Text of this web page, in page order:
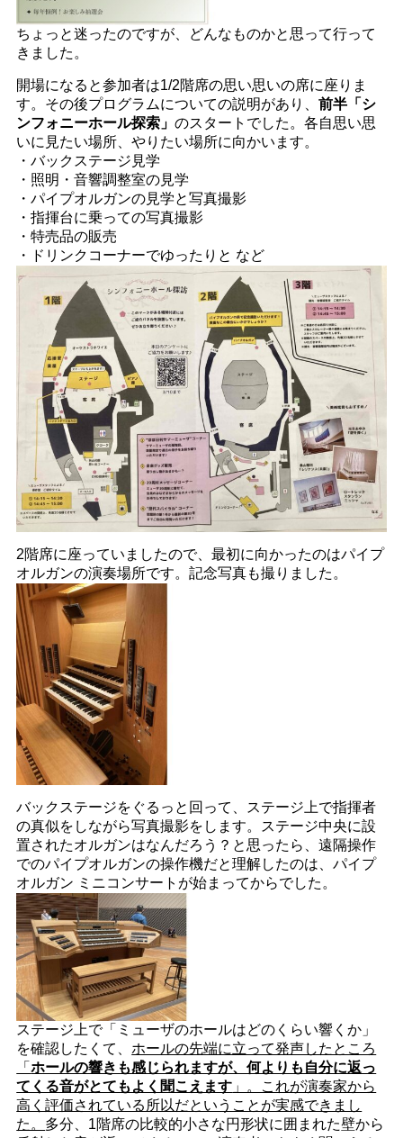
ちょっと迷ったのですが、どんなものかと思って行って
きました。
開場になると参加者は1/2階席の思い思いの席に座りま
す。その後プログラムについての説明があり、前半「シ
ンフォニーホール探索」のスタートでした。各自思い思
いに見たい場所、やりたい場所に向かいます。
・バックステージ見学
・照明・音響調整室の見学
・パイプオルガンの見学と写真撮影
・指揮台に乗っての写真撮影
・特売品の販売
・ドリンクコーナーでゆったりと など
2階席に座っていましたので、最初に向かったのはパイプ
オルガンの演奏場所です。記念写真も撮りました。
バックステージをぐるっと回って、ステージ上で指揮者
の真似をしながら写真撮影をします。ステージ中央に設
置されたオルガンはなんだろう？と思ったら、遠隔操作
でのパイプオルガンの操作機だと理解したのは、パイプ
オルガン ミニコンサートが始まってからでした。
ステージ上で「ミューザのホールはどのくらい響くか」
を確認したくて、 ホールの先端に立って発声したところ
「ホールの響きも感じられますが、何よりも自分に返っ
てくる音がとてもよく聞こえます 」。これが演奏家から
高く評価されている所以だということが実感できまし
た。 多分、1階席の比較的小さな円形状に囲まれた壁から